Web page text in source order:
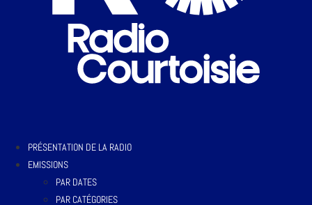
PRÉSENTATION DE LA RADIO
EMISSIONS
PAR DATES
PAR CATÉGORIES